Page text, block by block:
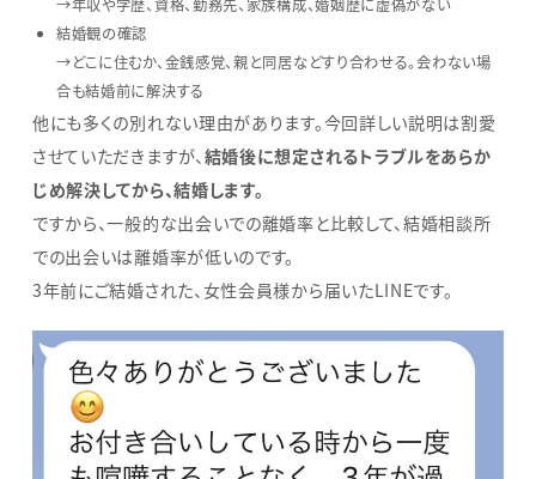
→年収や学歴、資格、勤務先、家族構成、婚姻歴に虚偽がない
結婚観の確認
→どこに住むか、金銭感覚、親と同居などすり合わせる。会わない場
合も結婚前に解決する
他にも多くの別れない理由があります。今回詳しい説明は割愛
させていただきますが、結婚後に想定されるトラブルをあらか
じめ解決してから、結婚します。
ですから、一般的な出会いでの離婚率と比較して、結婚相談所
での出会いは離婚率が低いのです。
3年前にご結婚された、女性会員様から届いたLINEです。